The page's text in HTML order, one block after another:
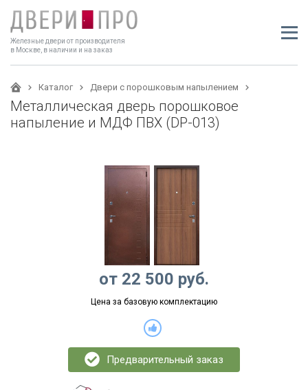
Железные двери от производителя
в Москве, в наличии и на заказ
Каталог Двери с порошковым напылением
Металлическая дверь порошковое
напыление и МДФ ПВХ (DP-013)
от 22 500 руб.
Цена за базовую комплектацию
Предварительный заказ